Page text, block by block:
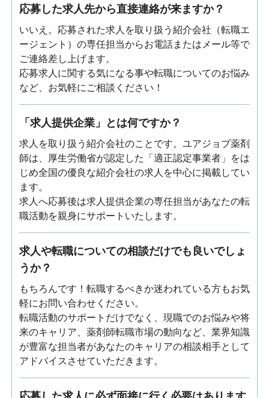
応募した求人先から直接連絡が来ますか？
いいえ。応募された求人を取り扱う紹介会社（転職エ
ージェント）の専任担当からお電話またはメール等で
ご連絡差し上げます。
応募求人に関する気になる事や転職についてのお悩み
など、お気軽にご相談ください！
「求人提供企業」とは何ですか？
求人を取り扱う紹介会社のことです。ユアジョブ薬剤
師は、厚生労働省が認定した「適正認定事業者」をは
じめ全国の優良な紹介会社の求人を中心に掲載してい
ます。
求人へ応募後は求人提供企業の専任担当があなたの転
職活動を親身にサポートいたします。
求人や転職についての相談だけでも良いでしょ
うか？
もちろんです！転職するべきか迷われている方もお気
軽にお問い合わせください。
転職活動のサポートだけでなく、現職でのお悩みや将
来のキャリア、薬剤師転職市場の動向など、業界知識
が豊富な担当者があなたのキャリアの相談相手として
アドバイスさせていただきます。